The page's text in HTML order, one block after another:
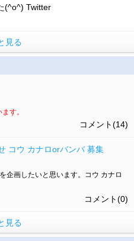
(^o^) Twitter
見る
す。
コメント(14)
コウ カナロorバンバ 募集
企画したいと思います。コウ カナロ
コメント(0)
見る